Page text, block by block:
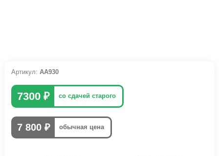
Артикул: АА930
7300 ₽ со сдачей старого
7 800 ₽ обычная цена